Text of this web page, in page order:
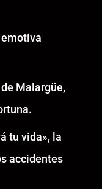
emotiva
Malargüe,
tu vida», la
accidentes